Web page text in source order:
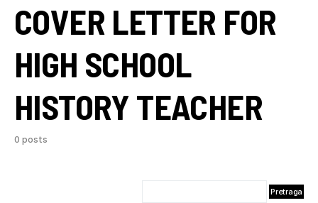
COVER LETTER FOR
HIGH SCHOOL
HISTORY TEACHER
0 posts